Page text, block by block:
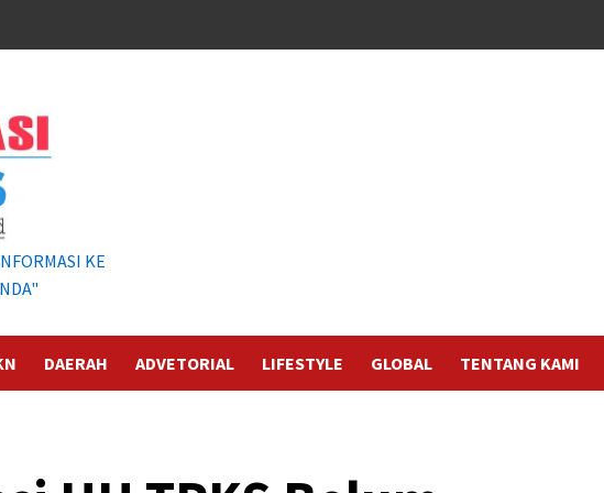
KE
DAERAH ADVETORIAL LIFESTYLE GLOBAL TENTANG KAMI